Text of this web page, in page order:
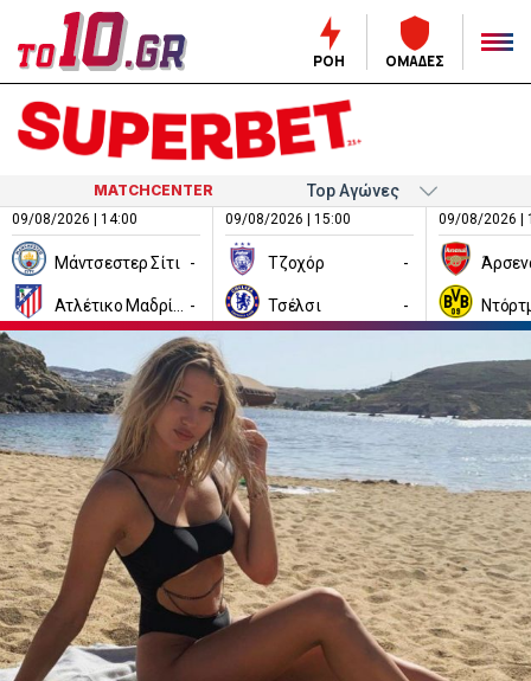
ΡΟΗ ΟΜΑΔΕΣ
MATCHCENTER
09/08/2026 | 14:00
Μάντσεστερ Σίτι -
-
09/08/2026 | 15:00
Τζοχόρ -
Τσέλσι -
09/08/2026 |